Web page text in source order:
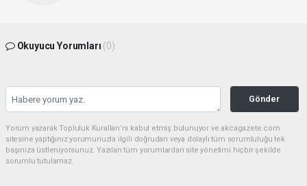
Okuyucu Yorumları (0)
Gönder
Yorum yazarak Topluluk Kuralları’nı kabul etmiş bulunuyor ve akcagazete.com
sitesine yaptığınız yorumunuzla ilgili doğrudan veya dolaylı tüm sorumluluğu tek
başınıza üstleniyorsunuz. Yazılan tüm yorumlardan site yönetimi hiçbir şekilde
sorumlu tutulamaz.